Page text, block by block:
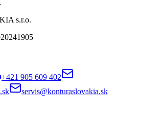
s.r.o.
+421 905 609 402
servis@konturaslovakia.sk